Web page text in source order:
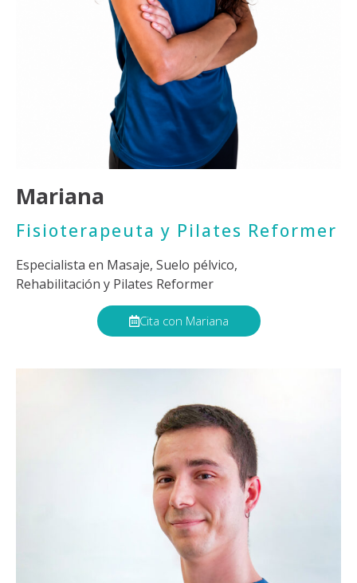
Mariana
Fisioterapeuta y Pilates Reformer
Especialista en Masaje, Suelo pélvico,
Rehabilitación y Pilates Reformer
Cita con Mariana